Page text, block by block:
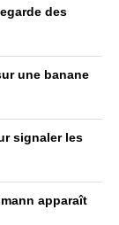
des
une banane
signaler les
apparaît